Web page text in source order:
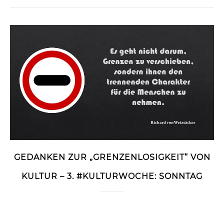
GEDANKEN ZUR „GRENZENLOSIGKEIT“ VON
KULTUR – 3. #KULTURWOCHE: SONNTAG